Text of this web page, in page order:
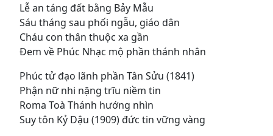
Lễ an táng đất bằng Bảy Mẫu
Sáu tháng sau phối ngẫu, giáo dân
Cháu con thân thuộc xa gần
Ðem về Phúc Nhạc mộ phần thánh nhân
Phúc tử đạo lãnh phần Tân Sửu (1841)
Phận nữ nhi nặng trĩu niềm tin
Roma Toà Thánh hướng nhìn
Suy tôn Kỷ Dậu (1909) đức tin vững vàng